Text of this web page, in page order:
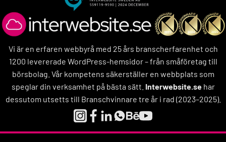
Vi är en erfaren webbyrå med 25 års branscherfarenhet och
1200 levererade WordPress-hemsidor – från småföretag till
börsbolag. Vår kompetens säkerställer en webbplats som
speglar din verksamhet på bästa sätt. Interwebsite.sehar
dessutom utsetts till Branschvinnare tre år i rad (2023–2025).